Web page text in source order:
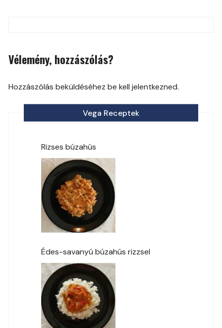
navigation
Vélemény, hozzászólás?
Hozzászólás beküldéséhez be kell jelentkezned.
Vega Receptek
Rizses búzahús
Édes-savanyú búzahús rizzsel